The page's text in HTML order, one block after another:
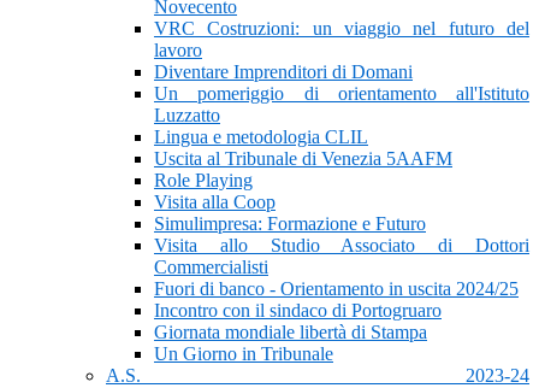
Novecento
VRC Costruzioni: un viaggio nel futuro del
lavoro
Diventare Imprenditori di Domani
Un pomeriggio di orientamento all'Istituto
Luzzatto
Lingua e metodologia CLIL
Uscita al Tribunale di Venezia 5AAFM
Role Playing
Visita alla Coop
Simulimpresa: Formazione e Futuro
Visita allo Studio Associato di Dottori
Commercialisti
Fuori di banco - Orientamento in uscita 2024/25
Incontro con il sindaco di Portogruaro
Giornata mondiale libertà di Stampa
Un Giorno in Tribunale
A.S. 2023-24